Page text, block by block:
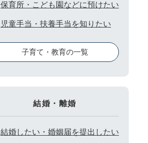
保育所・こども園などに預けたい
児童手当・扶養手当を知りたい
子育て・教育の一覧
結婚・離婚
結婚したい・婚姻届を提出したい